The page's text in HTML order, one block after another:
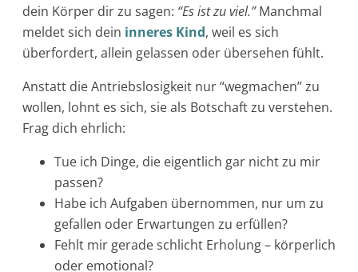
dein Körper dir zu sagen: “Es ist zu viel.”Manchmal
meldet sich dein inneres Kind, weil es sich
überfordert, allein gelassen oder übersehen fühlt.
Anstatt die Antriebslosigkeit nur “wegmachen” zu
wollen, lohnt es sich, sie als Botschaft zu verstehen.
Frag dich ehrlich:
Tue ich Dinge, die eigentlich gar nicht zu mir
passen?
Habe ich Aufgaben übernommen, nur um zu
gefallen oder Erwartungen zu erfüllen?
Fehlt mir gerade schlicht Erholung – körperlich
oder emotional?